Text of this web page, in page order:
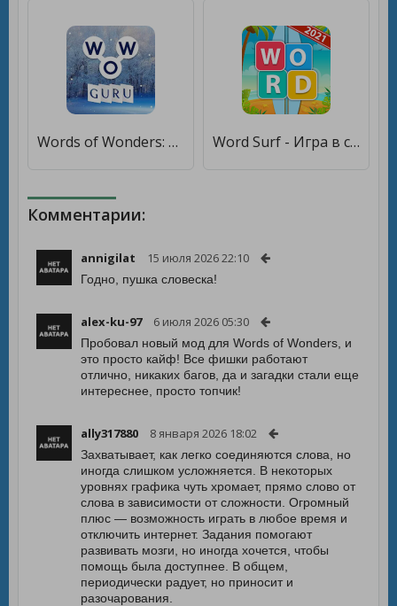
Words of Wonders: Гуру [Много монет] Word Surf - Игра в слова & Кроссворд [Бесплатные покупки]
Комментарии:
annigilat 15 июля 2026 22:10
Годно, пушка словеска!
alex-ku-97 6 июля 2026 05:30
Пробовал новый мод для Words of Wonders, и
это просто кайф! Все фишки работают
отлично, никаких багов, да и загадки стали еще
интереснее, просто топчик!
ally317880 8 января 2026 18:02
Захватывает, как легко соединяются слова, но
иногда слишком усложняется. В некоторых
уровнях графика чуть хромает, прямо слово от
слова в зависимости от сложности. Огромный
плюс — возможность играть в любое время и
отключить интернет. Задания помогают
развивать мозги, но иногда хочется, чтобы
помощь была доступнее. В общем,
периодически радует, но приносит и
разочарования.